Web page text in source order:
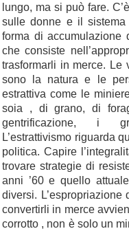
lungo, ma si può fare.
sulle donne e il sistema
forma di accumulazione
che consiste
trasformarli in merce. Le
sono la natura e le
estrattiva come le
soia , di grano, di
gentrificazione, i
L’estrattivismo riguarda
politica. Capire
trovare strategie di
anni ’60 e quello
diversi.
convertirli in merce
corrotto , non è solo un